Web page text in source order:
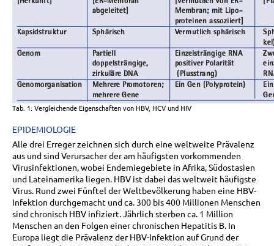
Tab. 1: Vergleichende Eigenschaften von HBV, HCV und HIV
EPIDEMIOLOGIE
Alle drei Erreger zeichnen sich durch eine weltweite Prävalenz
aus und sind Verursacher der am häufigsten vorkommenden
Virusinfektionen, wobei Endemiegebiete in Afrika, Südostasien
und Lateinamerika liegen. HBV ist dabei das weltweit häufigste
Virus. Rund zwei Fünftel der Weltbevölkerung haben eine HBV-
Infektion durchgemacht und ca. 300 bis 400 Millionen Menschen
sind chronisch HBV infiziert. Jährlich sterben ca. 1 Million
Menschen an den Folgen einer chronischen Hepatitis B. In
Europa liegt die Prävalenz der HBV-Infektion auf Grund der